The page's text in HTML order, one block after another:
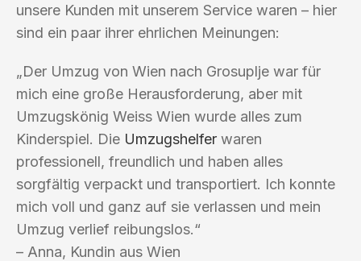
unsere Kunden mit unserem Service waren – hier
sind ein paar ihrer ehrlichen Meinungen:
„Der Umzug von Wien nach Grosuplje war für
mich eine große Herausforderung, aber mit
Umzugskönig Weiss Wien wurde alles zum
Kinderspiel. Die Umzugshelfer waren
professionell, freundlich und haben alles
sorgfältig verpackt und transportiert. Ich konnte
mich voll und ganz auf sie verlassen und mein
Umzug verlief reibungslos.“
– Anna, Kundin aus Wien